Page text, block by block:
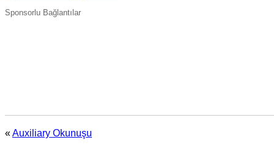
Sponsorlu Bağlantılar
«Auxiliary Okunuşu